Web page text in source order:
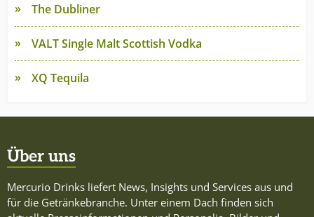
The Dubliner
VALT Single Malt Scottish Vodka
XQ Tequila
Über uns
Mercurio Drinks liefert News, Insights und Services aus und
für die Getränkebranche. Unter einem Dach finden sich